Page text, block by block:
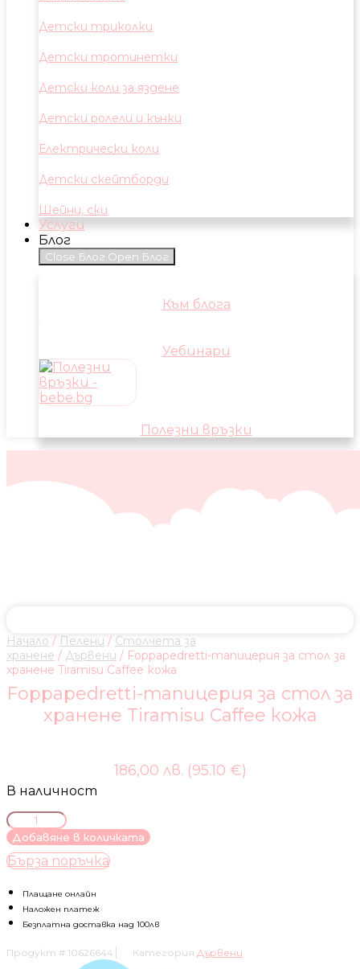
Детски триколки
Детски тротинетки
Детски коли за яздене
Детски ролели и кънки
Електрически коли
Детски скейтборди
Шейни, ски
Услуги
Блог
Close Блог Open Блог
Към блога
Уебинари
Полезни връзки
Начало / Пелени / Столчета за
хранене / Дървени / Foppapedretti-тапицерия за стол за
хранене Tiramisu Caffee кожа
Foppapedretti-тапицерия за стол за
хранене Tiramisu Caffee кожа
186,00 лв. (95.10 €)
В наличност
количество
за
Foppapedretti-
тапицерия
стол
за
хранене
Caffee
Добавяне в количката
Бърза поръчка
Плащане онлайн
Наложен платеж
Безплатна доставка над 100лв
Продукт # 10626644 Категория Дървени